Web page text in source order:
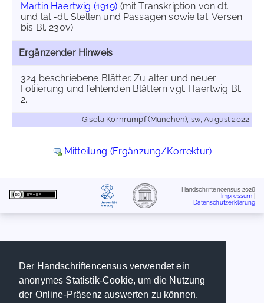
Der Handschriftencensus verwendet ein
anonymes Statistik-Cookie, um die Nutzung
der Online-Präsenz auswerten zu können.
Martin Haertwig (1919) (mit Transkription von dt.
und lat.-dt. Stellen und Passagen sowie lat. Versen
bis Bl. 230v)
Ergänzender Hinweis
324 beschriebene Blätter. Zu alter und neuer
Foliierung und fehlenden Blättern vgl. Haertwig Bl.
2.
Gisela Kornrumpf (München), sw, August 2022
Mitteilung (Ergänzung/Korrektur)
Handschriftencensus 2026
Impressum
Datenschutzerklärung